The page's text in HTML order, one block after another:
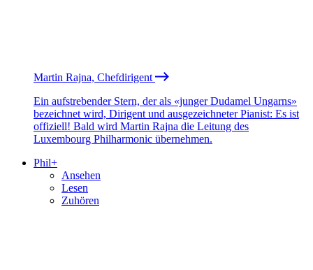
Martin Rajna, Chefdirigent
Ein aufstrebender Stern, der als «junger Dudamel Ungarns»
bezeichnet wird, Dirigent und ausgezeichneter Pianist: Es ist
offiziell! Bald wird Martin Rajna die Leitung des
Luxembourg Philharmonic übernehmen.
Phil+
Ansehen
Lesen
Zuhören